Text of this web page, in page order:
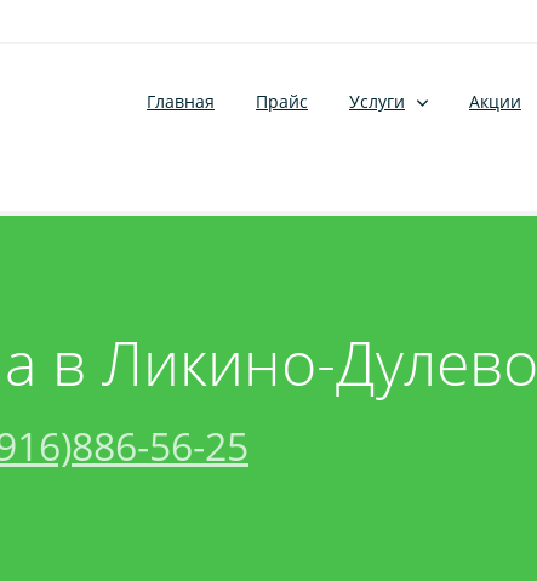
Главная Прайс Услуги Акции
в Ликино-Дулево
56-25